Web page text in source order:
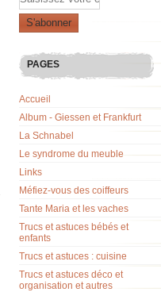
PAGES
Accueil
Album - Giessen et Frankfurt
La Schnabel
Le syndrome du meuble
Links
Méfiez-vous des coiffeurs
Tante Maria et les vaches
Trucs et astuces bébés et
enfants
Trucs et astuces : cuisine
Trucs et astuces déco et
organisation et autres